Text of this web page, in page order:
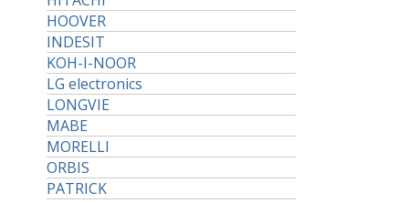
HOOVER
INDESIT
KOH-I-NOOR
LG electronics
LONGVIE
MABE
MORELLI
ORBIS
PATRICK